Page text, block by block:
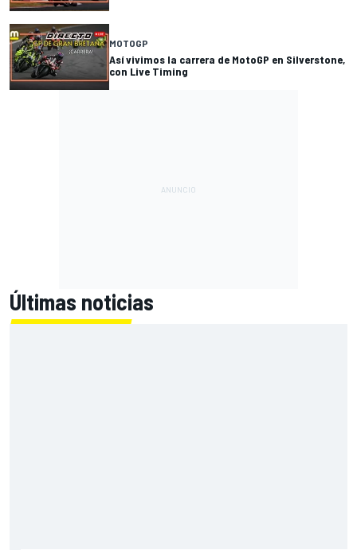
MOTOGP
Así vivimos la carrera de MotoGP en Silverstone,
con Live Timing
Últimas noticias